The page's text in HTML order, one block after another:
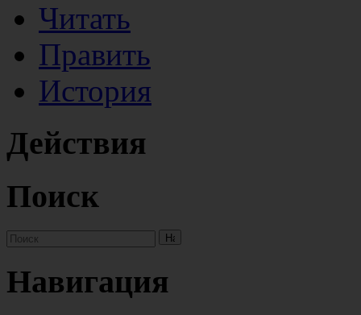
Читать
Править
История
Действия
Поиск
Навигация